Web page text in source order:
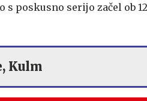
s poskusno serijo začel ob
Kulm